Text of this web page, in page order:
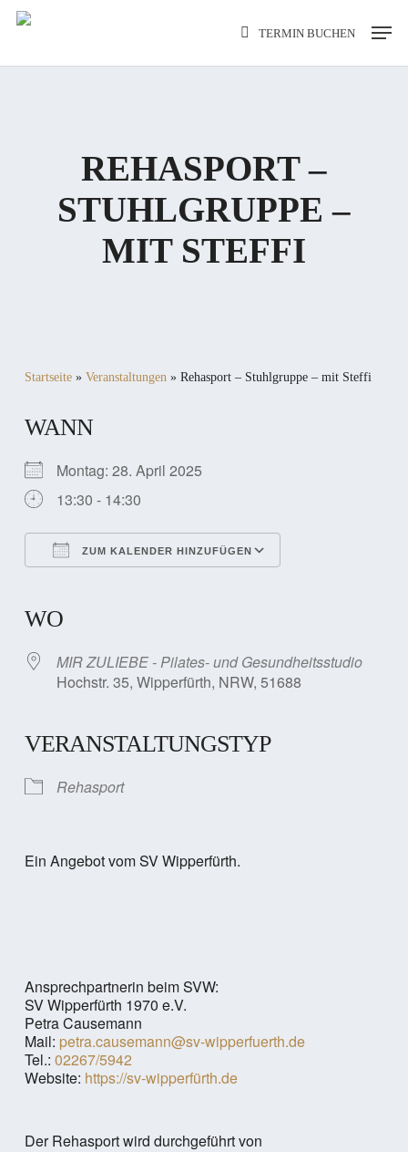
Skip
TERMIN BUCHEN
Menu
REHASPORT –
STUHLGRUPPE –
MIT STEFFI
Startseite» Veranstaltungen» Rehasport – Stuhlgruppe – mit Steffi
WANN
Montag: 28. April 2025
13:30 - 14:30
ZUM KALENDER HINZUFÜGEN
WO
MIR ZULIEBE - Pilates- und Gesundheitsstudio
Hochstr. 35, Wipperfürth, NRW, 51688
VERANSTALTUNGSTYP
Rehasport
Ein Angebot vom SV Wipperfürth.
Ansprechpartnerin beim SVW:
SV Wipperfürth 1970 e.V.
Petra Causemann
Mail: petra.causemann@sv-wipperfuerth.de
Tel.: 02267/5942
Website: https://sv-wipperfürth.de
Der Rehasport wird durchgeführt von